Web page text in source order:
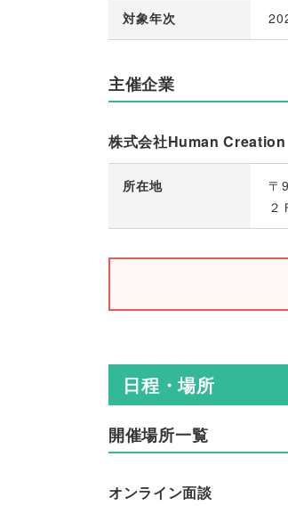
対象年次
主催企業
株式会社Human Creation
所在地
〒
２
日程・場所
開催場所一覧
オンライン面談